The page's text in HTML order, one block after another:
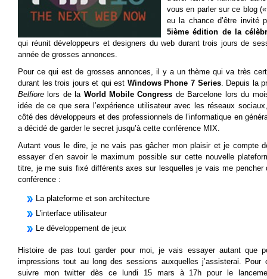
vous en parler sur ce blog
eu la chance d’être invité
5ième édition de la
qui réunit développeurs et designers du web durant trois jours de
année de grosses annonces.
Pour ce qui est de grosses annonces, il y a un thème qui va très
durant les trois jours et qui est Windows Phone 7 Series. Depuis la
Belfiore lors de la World Mobile Congress de Barcelone lors du
idée de ce que sera l’expérience utilisateur avec les réseaux
côté des développeurs et des professionnels de l’informatique en
a décidé de garder le secret jusqu’à cette conférence MIX.
Autant vous le dire, je ne vais pas gâcher mon plaisir et je compte
essayer d’en savoir le maximum possible sur cette nouvelle
titre, je me suis fixé différents axes sur lesquelles je vais me pencher
conférence :
La plateforme et son architecture
L’interface utilisateur
Le développement de jeux
Histoire de pas tout garder pour moi, je vais essayer autant que
impressions tout au long des sessions auxquelles j’assisterai.
suivre mon twitter dès ce lundi 15 mars à 17h pour le